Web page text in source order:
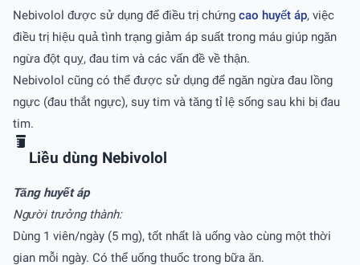
Nebivolol được sử dụng để điều trị chứng cao huyết áp, việc
điều trị hiệu quả tình trạng giảm áp suất trong máu giúp ngăn
ngừa đột quỵ, đau tim và các vấn đề về thận.
Nebivolol cũng có thể được sử dụng để ngăn ngừa đau lồng
ngực (đau thắt ngực), suy tim và tăng tỉ lệ sống sau khi bị đau
tim.
Liều dùng Nebivolol
Tăng huyết áp
Người trưởng thành:
Dùng 1 viên/ngày (5 mg), tốt nhất là uống vào cùng một thời
gian mỗi ngày. Có thể uống thuốc trong bữa ăn.